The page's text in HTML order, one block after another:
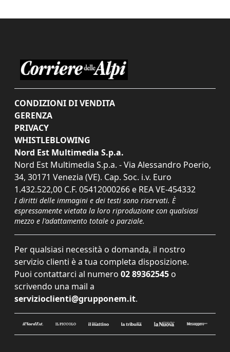
CONDIZIONI DI VENDITA
GERENZA
PRIVACY
WHISTLEBLOWING
Nord Est Multimedia S.p.a.
Nord Est Multimedia S.p.a. - Via Alessandro Poerio,
34, 30171 Venezia (VE). Cap. Soc. i.v. Euro
1.432.522,00 C.F. 05412000266 e REA VE-454332
I diritti delle immagini e dei testi sono riservati. È
espressamente vietata la loro riproduzione con qualsiasi
mezzo e l'adattamento totale o parziale.
Per qualsiasi necessità o domanda, il nostro
servizio clienti è a tua completa disposizione.
Puoi contattarci al numero 02 89362545 o
scrivendo una mail a
servizioclienti@grupponem.it.